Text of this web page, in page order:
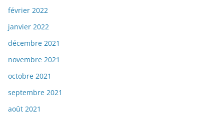
février 2022
janvier 2022
décembre 2021
novembre 2021
octobre 2021
septembre 2021
août 2021